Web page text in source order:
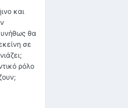
και
θα
σε
ρόλο